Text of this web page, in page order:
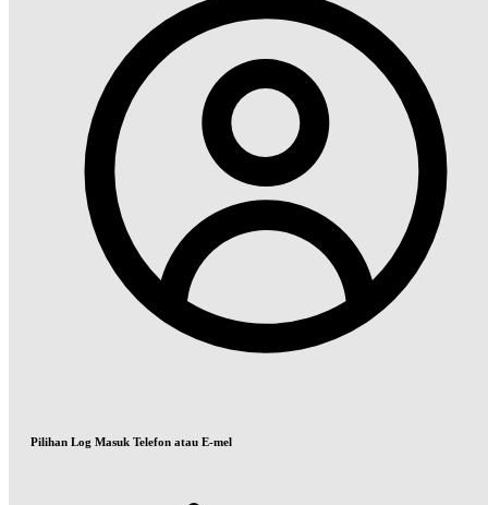
Pilihan Log Masuk Telefon atau E-mel